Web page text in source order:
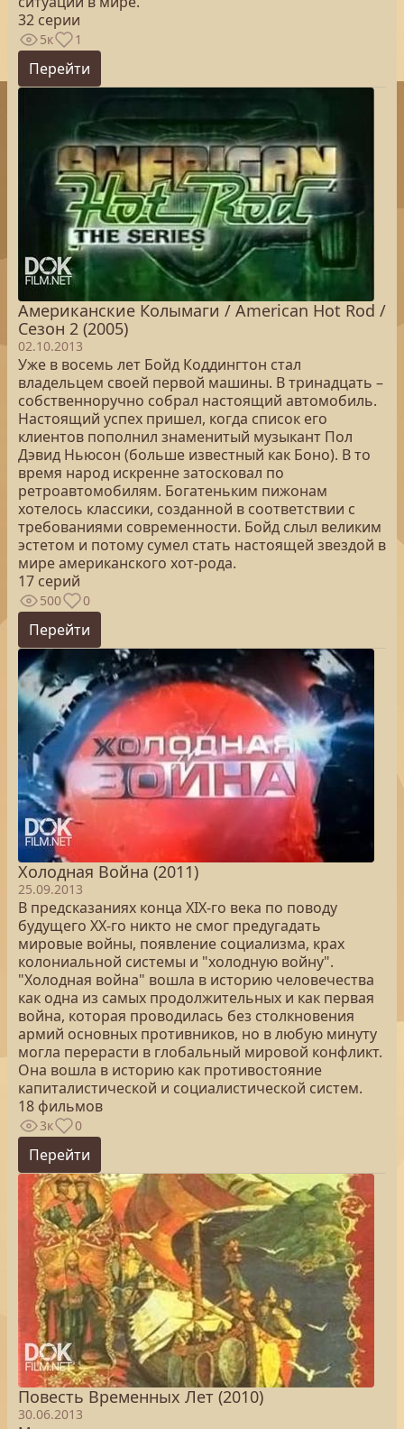
32 серии
5к 1
Перейти
Американские Колымаги / American Hot Rod /
Сезон 2 (2005)
02.10.2013
Уже в восемь лет Бойд Коддингтон стал
владельцем своей первой машины. В тринадцать –
собственноручно собрал настоящий автомобиль.
Настоящий успех пришел, когда список его
клиентов пополнил знаменитый музыкант Пол
Дэвид Ньюсон (больше известный как Боно). В то
время народ искренне затосковал по
ретроавтомобилям. Богатеньким пижонам
хотелось классики, созданной в соответствии с
требованиями современности. Бойд слыл великим
эстетом и потому сумел стать настоящей звездой в
мире американского хот-рода.
17 серий
500 0
Перейти
Холодная Война (2011)
25.09.2013
В предсказаниях конца XIX-го века по поводу
будущего XX-го никто не смог предугадать
мировые войны, появление социализма, крах
колониальной системы и "холодную войну".
"Холодная война" вошла в историю человечества
как одна из самых продолжительных и как первая
война, которая проводилась без столкновения
армий основных противников, но в любую минуту
могла перерасти в глобальный мировой конфликт.
Она вошла в историю как противостояние
капиталистической и социалистической систем.
18 фильмов
3к 0
Перейти
Повесть Временных Лет (2010)
30.06.2013